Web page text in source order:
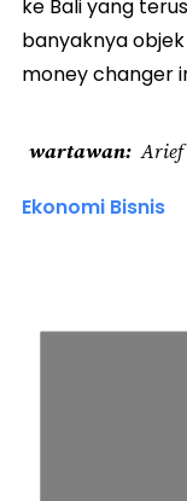
ke Bali yang
banyaknya
money changer
wartawan Arief
Ekonomi Bisnis